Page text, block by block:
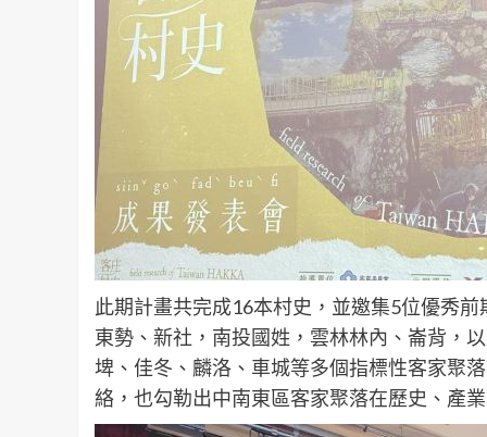
此期計畫共完成16本村史，並邀集5位優秀
東勢、新社，南投國姓，雲林林內、崙背，
埤、佳冬、麟洛、車城等多個指標性客家聚
絡，也勾勒出中南東區客家聚落在歷史、產